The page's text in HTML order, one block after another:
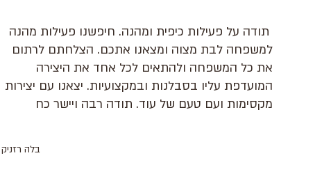
תודה על פעילות כיפית ומהנה. חיפשנו פעילות מהנה
למשפחה לבת מצוה ומצאנו אתכם. הצלחתם לרתום
את כל המשפחה ולהתאים לכל אחד את היצירה
המועדפת עליו בסבלנות ובמקצועיות. יצאנו עם יצירות
מקסימות ועם טעם של עוד. תודה רבה ויישר כח
בלה רזניק